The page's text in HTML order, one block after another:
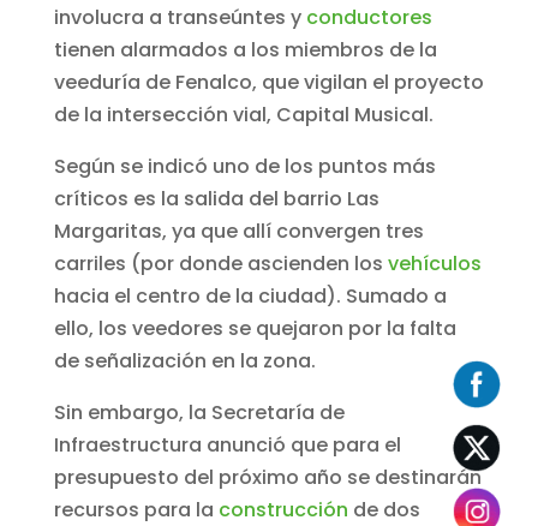
involucra a transeúntes y conductores
tienen alarmados a los miembros de la
veeduría de Fenalco, que vigilan el proyecto
de la intersección vial, Capital Musical.
Según se indicó uno de los puntos más
críticos es la salida del barrio Las
Margaritas, ya que allí convergen tres
carriles (por donde ascienden los vehículos
hacia el centro de la ciudad). Sumado a
ello, los veedores se quejaron por la falta
de señalización en la zona.
Sin embargo, la Secretaría de
Infraestructura anunció que para el
presupuesto del próximo año se destinarán
recursos para la construcción de dos